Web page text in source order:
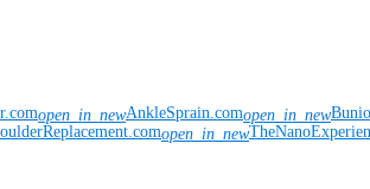
open_in_newAnkleSprain.comopen_in_new
open_in_new